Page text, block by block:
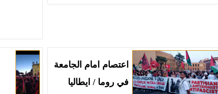
اعتصام امام الجامعة
في روما / ايطاليا